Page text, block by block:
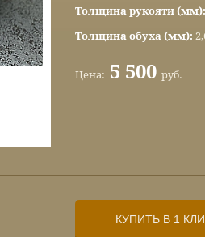
Толщина рукояти (мм):
Толщина обуха (мм):
Цена: 5 500 руб.
КУПИТЬ В 1